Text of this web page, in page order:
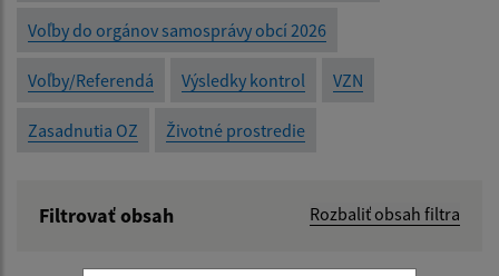
Voľby do orgánov samosprávy obcí 2026
Voľby/Referendá Výsledky kontrol VZN
Zasadnutia OZ Životné prostredie
Filtrovať obsah Rozbaliť obsah filtra